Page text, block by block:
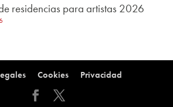
residencias para artistas 2026
Cookies Privacidad